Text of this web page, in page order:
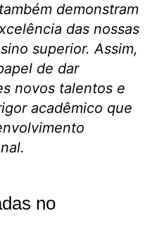
demonstram
das nossas
superior. Assim,
de dar
novos talentos e
acadêmico que
no